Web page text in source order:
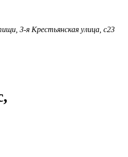
3-я Крестьянская улица, с23